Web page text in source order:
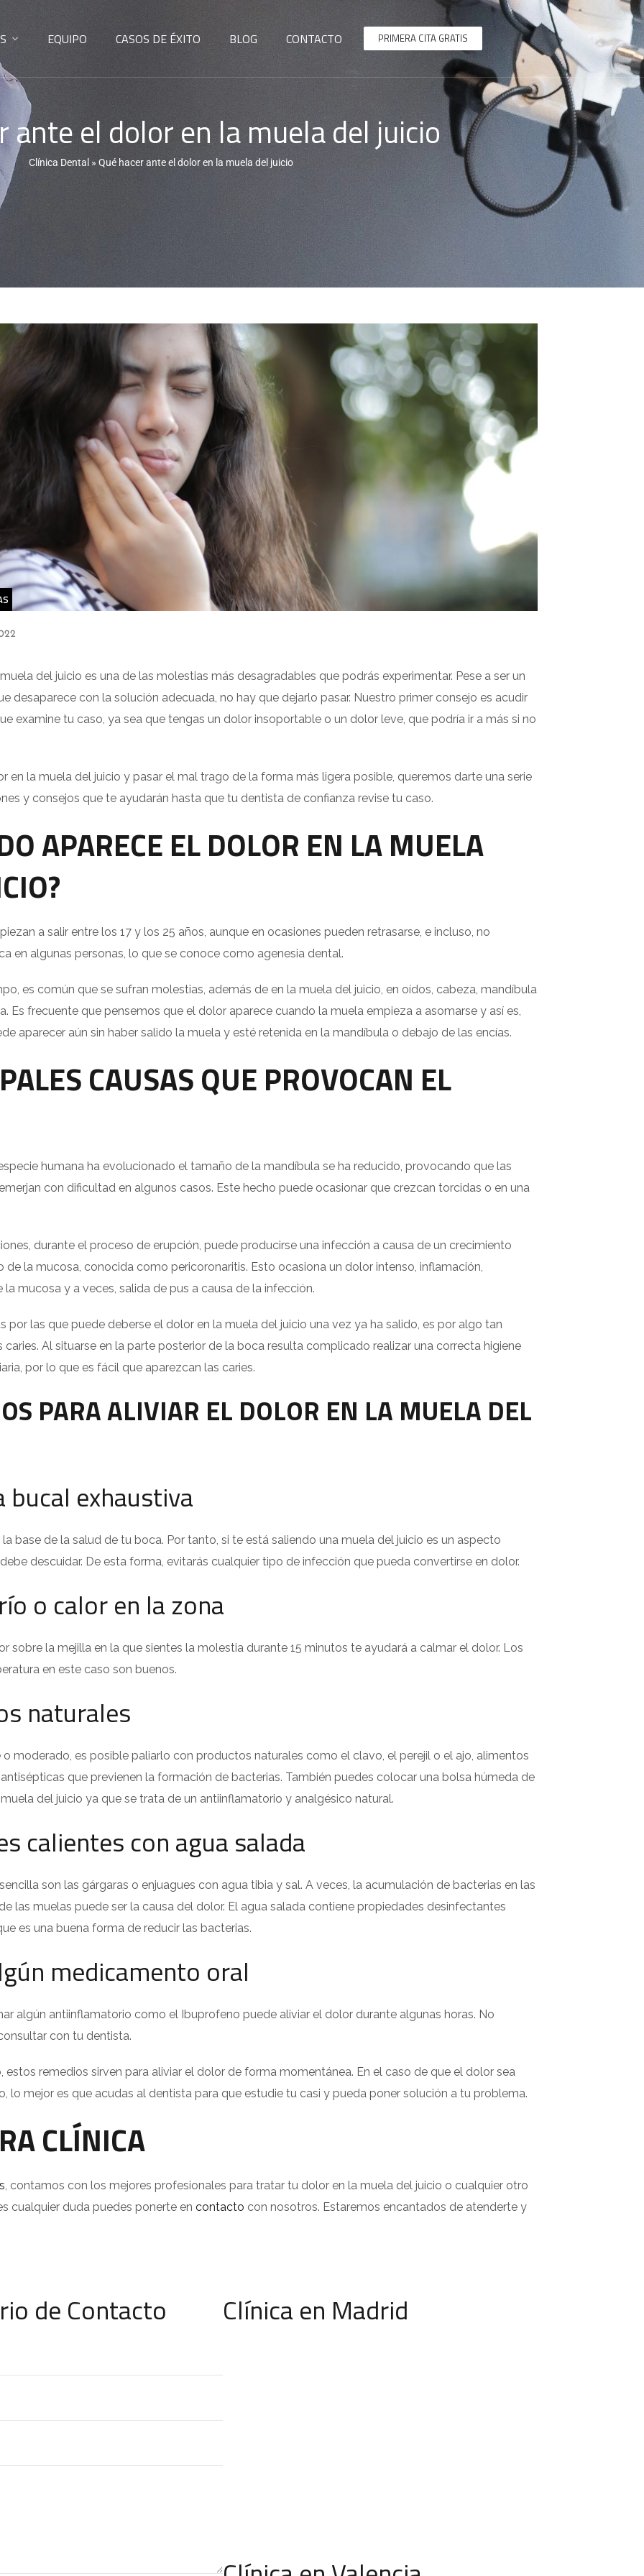
EQUIPO CASOS DE ÉXITO BLOG CONTACTO PRIMERA CITA GRATIS
ante el dolor en la muela del juicio
Clínica Dental » Qué hacer ante el dolor en la muela del juicio
del juicio es una de las molestias más desagradables que podrás experimentar. Pese a ser un
desaparece con la solución adecuada, no hay que dejarlo pasar. Nuestro primer consejo es acudir
examine tu caso, ya sea que tengas un dolor insoportable o un dolor leve, que podría ir a más si no
en la muela del juicio y pasar el mal trago de la forma más ligera posible, queremos darte una serie
y consejos que te ayudarán hasta que tu dentista de confianza revise tu caso.
APARECE EL DOLOR EN LA MUELA
a salir entre los 17 y los 25 años, aunque en ocasiones pueden retrasarse, e incluso, no
en algunas personas, lo que se conoce como agenesia dental.
es común que se sufran molestias, además de en la muela del juicio, en oídos, cabeza, mandíbula
Es frecuente que pensemos que el dolor aparece cuando la muela empieza a asomarse y así es,
aparecer aún sin haber salido la muela y esté retenida en la mandíbula o debajo de las encías.
CAUSAS QUE PROVOCAN EL
humana ha evolucionado el tamaño de la mandíbula se ha reducido, provocando que las
con dificultad en algunos casos. Este hecho puede ocasionar que crezcan torcidas o en una
durante el proceso de erupción, puede producirse una infección a causa de un crecimiento
de la mucosa, conocida como pericoronaritis. Esto ocasiona un dolor intenso, inflamación,
la mucosa y a veces, salida de pus a causa de la infección.
por las que puede deberse el dolor en la muela del juicio una vez ya ha salido, es por algo tan
Al situarse en la parte posterior de la boca resulta complicado realizar una correcta higiene
por lo que es fácil que aparezcan las caries.
PARA ALIVIAR EL DOLOR EN LA MUELA DEL
bucal exhaustiva
base de la salud de tu boca. Por tanto, si te está saliendo una muela del juicio es un aspecto
descuidar. De esta forma, evitarás cualquier tipo de infección que pueda convertirse en dolor.
o calor en la zona
sobre la mejilla en la que sientes la molestia durante 15 minutos te ayudará a calmar el dolor. Los
en este caso son buenos.
naturales
o moderado, es posible paliarlo con productos naturales como el clavo, el perejil o el ajo, alimentos
que previenen la formación de bacterias. También puedes colocar una bolsa húmeda de
del juicio ya que se trata de un antiinflamatorio y analgésico natural.
calientes con agua salada
son las gárgaras o enjuagues con agua tibia y sal. A veces, la acumulación de bacterias en las
las muelas puede ser la causa del dolor. El agua salada contiene propiedades desinfectantes
es una buena forma de reducir las bacterias.
medicamento oral
algún antiinflamatorio como el Ibuprofeno puede aliviar el dolor durante algunas horas. No
con tu dentista.
estos remedios sirven para aliviar el dolor de forma momentánea. En el caso de que el dolor sea
lo mejor es que acudas al dentista para que estudie tu casi y pueda poner solución a tu problema.
CLÍNICA
, contamos con los mejores profesionales para tratar tu dolor en la muela del juicio o cualquier otro
cualquier duda puedes ponerte en contacto con nosotros. Estaremos encantados de atenderte y
de Contacto Clínica en Madrid